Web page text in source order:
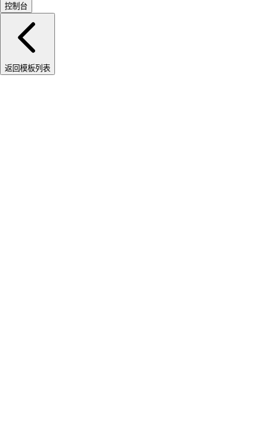
控制台
返回模板列表